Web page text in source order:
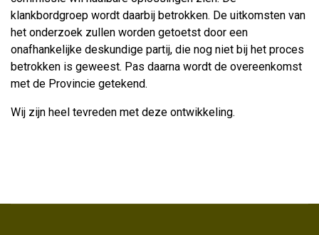
klankbordgroep wordt daarbij betrokken. De uitkomsten van
het onderzoek zullen worden getoetst door een
onafhankelijke deskundige partij, die nog niet bij het proces
betrokken is geweest. Pas daarna wordt de overeenkomst
met de Provincie getekend.
Wij zijn heel tevreden met deze ontwikkeling.